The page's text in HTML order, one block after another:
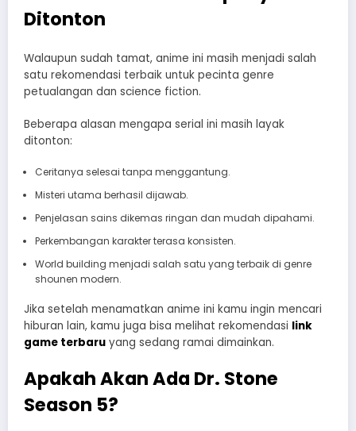
Ditonton
Walaupun sudah tamat, anime ini masih menjadi salah
satu rekomendasi terbaik untuk pecinta genre
petualangan dan science fiction.
Beberapa alasan mengapa serial ini masih layak
ditonton:
Ceritanya selesai tanpa menggantung.
Misteri utama berhasil dijawab.
Penjelasan sains dikemas ringan dan mudah dipahami.
Perkembangan karakter terasa konsisten.
World building menjadi salah satu yang terbaik di genre
shounen modern.
Jika setelah menamatkan anime ini kamu ingin mencari
hiburan lain, kamu juga bisa melihat rekomendasi link
game terbaru yang sedang ramai dimainkan.
Apakah Akan Ada Dr. Stone
Season 5?